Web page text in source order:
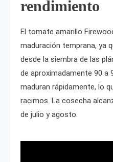
rendimiento
El tomate amarillo
maduración temprana, ya
desde la siembra de las
de aproximadamente 90 a
maduran rápidamente, lo
racimos. La cosecha
de julio y agosto.